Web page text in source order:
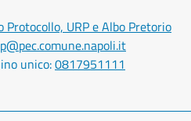
Protocollo, URP e Albo Pretorio
unico:0817951111